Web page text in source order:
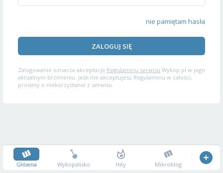
nie pamiętam hasła
ZALOGUJ SIĘ
Zalogowanie oznacza akceptację Regulaminu serwisu Wykop.pl w jego
aktualnym brzmieniu. Jeśli nie akceptujesz Regulaminu w całości,
prosimy o niekorzystanie z serwisu.
Główna Wykopalisko Hity Mikroblog